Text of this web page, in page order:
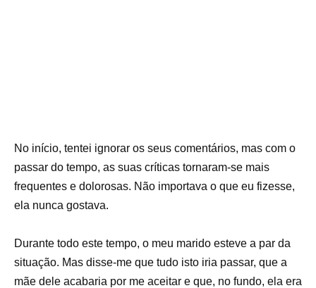
No início, tentei ignorar os seus comentários, mas com o
passar do tempo, as suas críticas tornaram-se mais
frequentes e dolorosas. Não importava o que eu fizesse,
ela nunca gostava.
Durante todo este tempo, o meu marido esteve a par da
situação. Mas disse-me que tudo isto iria passar, que a
mãe dele acabaria por me aceitar e que, no fundo, ela era